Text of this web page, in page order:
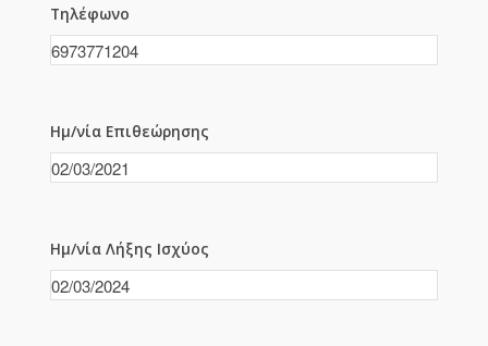
Τηλέφωνο
Ημ/νία Επιθεώρησης
Ημ/νία Λήξης Ισχύος